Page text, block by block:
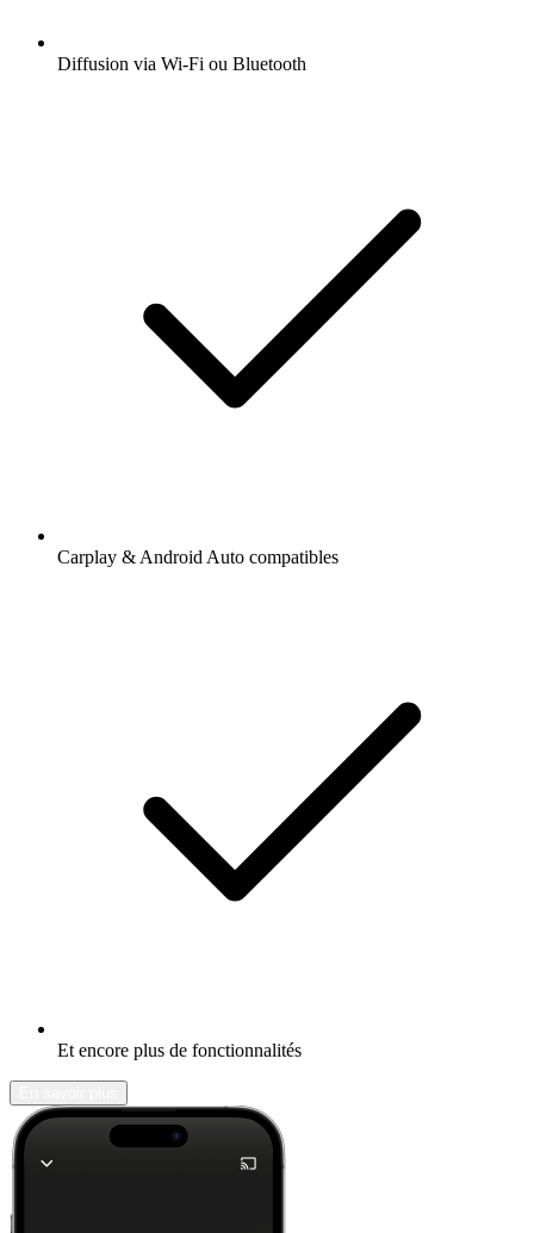
Diffusion via Wi-Fi ou Bluetooth
Carplay & Android Auto compatibles
Et encore plus de fonctionnalités